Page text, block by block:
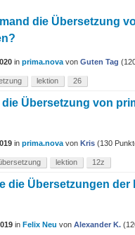
die Übersetzung
in prima.nova von Guten Tag (
lektion 26
die Übersetzung von
in prima.nova von Kris (130
lektion 12z
die Übersetzungen der
in Felix Neu von Alexander K. (